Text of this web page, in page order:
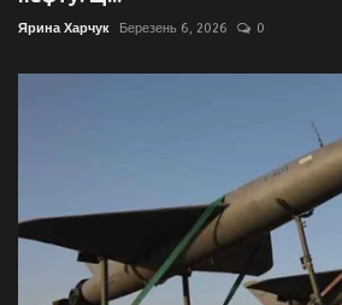
Ярина Харчук Березень 6, 2026 0